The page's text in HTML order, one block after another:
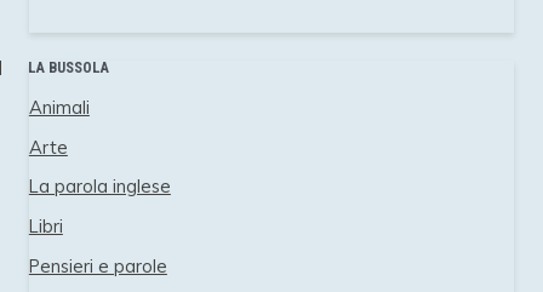
LA BUSSOLA
Animali
Arte
La parola inglese
Libri
Pensieri e parole